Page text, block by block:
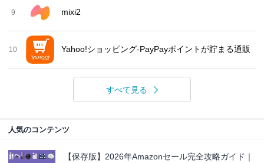
9 mixi2
10 Yahoo!ショッピング-PayPayポイントが貯まる通販
すべて見る
人気のコンテンツ
【保存版】2026年Amazonセール完全攻略ガイド｜